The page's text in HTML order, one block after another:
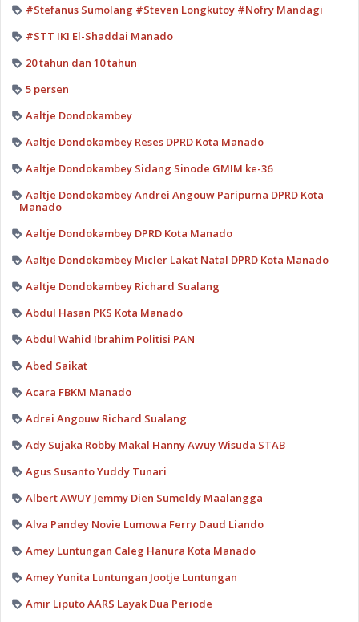
#Stefanus Sumolang #Steven Longkutoy #Nofry Mandagi
#STT IKI El-Shaddai Manado
20 tahun dan 10 tahun
5 persen
Aaltje Dondokambey
Aaltje Dondokambey Reses DPRD Kota Manado
Aaltje Dondokambey Sidang Sinode GMIM ke-36
Aaltje Dondokambey Andrei Angouw Paripurna DPRD Kota
Manado
Aaltje Dondokambey DPRD Kota Manado
Aaltje Dondokambey Micler Lakat Natal DPRD Kota Manado
Aaltje Dondokambey Richard Sualang
Abdul Hasan PKS Kota Manado
Abdul Wahid Ibrahim Politisi PAN
Abed Saikat
Acara FBKM Manado
Adrei Angouw Richard Sualang
Ady Sujaka Robby Makal Hanny Awuy Wisuda STAB
Agus Susanto Yuddy Tunari
Albert AWUY Jemmy Dien Sumeldy Maalangga
Alva Pandey Novie Lumowa Ferry Daud Liando
Amey Luntungan Caleg Hanura Kota Manado
Amey Yunita Luntungan Jootje Luntungan
Amir Liputo AARS Layak Dua Periode